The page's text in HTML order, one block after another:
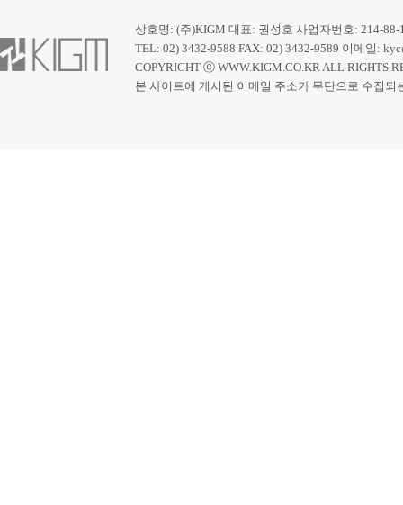
상호명: (주)KIGM 대표: 권성호 사업자번호: 214-
TEL: 02) 3432-9588 FAX: 02) 3432-9589 이메일:
COPYRIGHT ⓒ WWW.KIGM.CO.KR ALL RIGHTS
본 사이트에 게시된 이메일 주소가 무단으로 수집